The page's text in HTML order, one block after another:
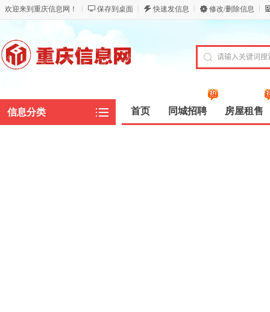
欢迎来到重庆信息网！ 保存到桌面 快速发信息 修改/删除信息
信息分类 首页 同城招聘 房屋租售